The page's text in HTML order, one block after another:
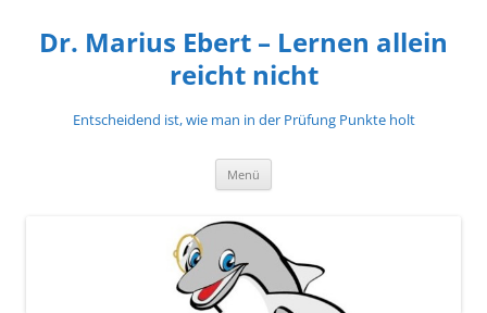
springen
Dr. Marius Ebert – Lernen allein
reicht nicht
Entscheidend ist, wie man in der Prüfung Punkte holt
Menü